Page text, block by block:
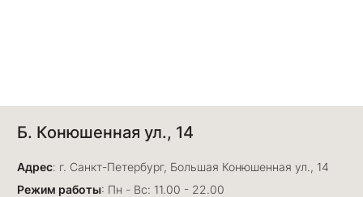
Б. Конюшенная ул., 14
Адрес: г. Санкт-Петербург, Большая Конюшенная ул., 14
Режим работы: Пн - Вс: 11.00 - 22.00